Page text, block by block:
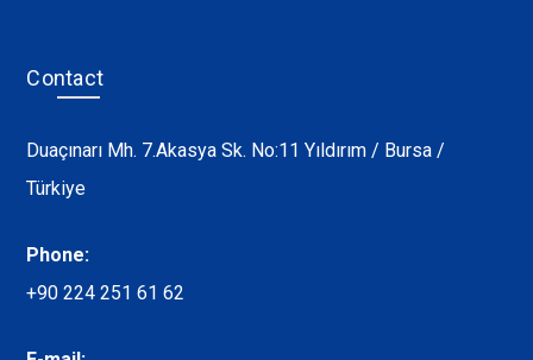
Contact
Duaçınarı Mh. 7.Akasya Sk. No:11 Yıldırım / Bursa /
Türkiye
Phone:
+90 224 251 61 62